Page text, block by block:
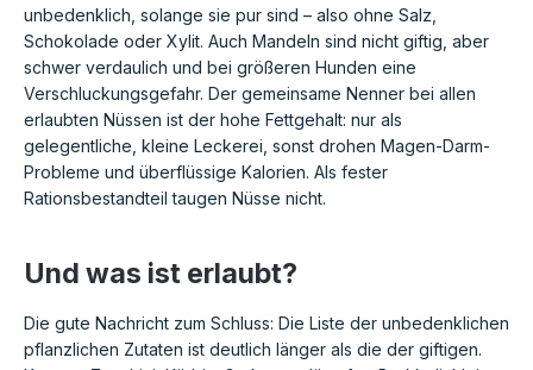
unbedenklich, solange sie pur sind – also ohne Salz,
Schokolade oder Xylit. Auch Mandeln sind nicht giftig, aber
schwer verdaulich und bei größeren Hunden eine
Verschluckungsgefahr. Der gemeinsame Nenner bei allen
erlaubten Nüssen ist der hohe Fettgehalt: nur als
gelegentliche, kleine Leckerei, sonst drohen Magen-Darm-
Probleme und überflüssige Kalorien. Als fester
Rationsbestandteil taugen Nüsse nicht.
Und was ist erlaubt?
Die gute Nachricht zum Schluss: Die Liste der unbedenklichen
pflanzlichen Zutaten ist deutlich länger als die der giftigen.